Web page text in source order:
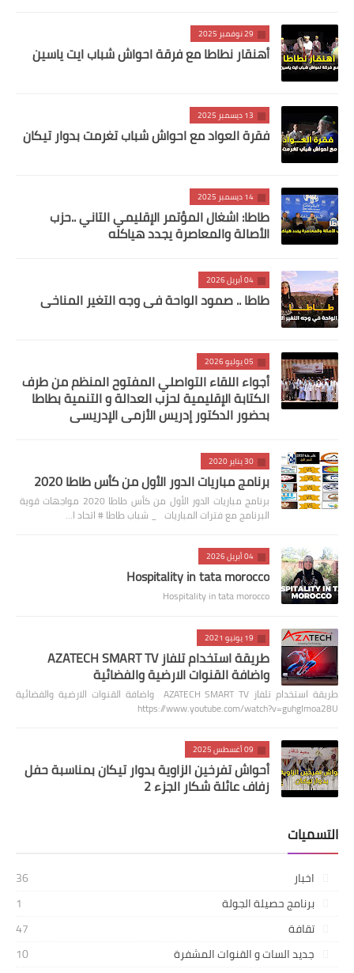
29 نوفمبر 2025
أهنقار نطاطا مع فرقة احواش شباب ايت ياسين
13 ديسمبر 2025
فقرة العواد مع احواش شباب تغرمت بدوار تيكان
14 ديسمبر 2025
طاطا: اشغال المؤتمر الإقليمي التاني ..حزب
الأصالة والمعاصرة يجدد هياكله
04 أبريل 2026
طاطا .. صمود الواحة في وجه التغير المناخي
05 يوليو 2026
أجواء اللقاء التواصلي المفتوح المنظم من طرف
الكتابة الإقليمية لحزب العدالة و التنمية بطاطا
بحضور الدكتور إدريس الأزمي الإدريسي
30 يناير 2020
برنامج مباريات الدور الأول من كأس طاطا 2020
برنامج مباريات الدور الأول من كأس طاطا 2020 مواجهات قوية
البرنامج مع فترات المباريات _ شباب طاطا # اتحاد ا…
04 أبريل 2026
Hospitality in tata morocco
Hospitality in tata morocco
19 يونيو 2021
طريقة استخدام تلفاز AZATECH SMART TV
واضافة القنوات الارضية والفضائية
طريقة استخدام تلفاز AZATECH SMART TV واضافة القنوات الارضية والفضائية
https://www.youtube.com/watch?v=guhgImoa28U
09 أغسطس 2025
أحواش تفرخين الزاوية بدوار تيكان بمناسبة حفل
زفاف عائلة شكار الجزء 2
التسميات
اخبار
36
برنامج حصيلة الجولة
1
تقافة
47
جديد السات و القنوات المشفرة
10